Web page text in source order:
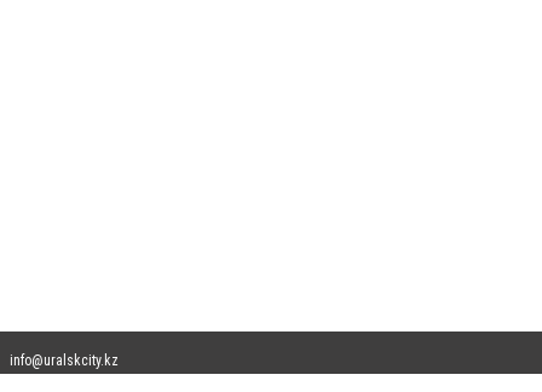
info@uralskcity.kz